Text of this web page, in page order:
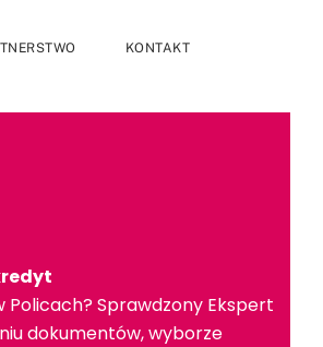
KONTAKT
Policach? Sprawdzony Ekspert
dokumentów, wyborze